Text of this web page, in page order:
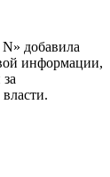
добавила
информации,